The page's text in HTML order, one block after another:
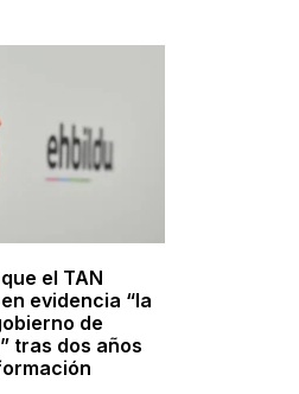
el TAN
evidencia “la
de
tras dos años